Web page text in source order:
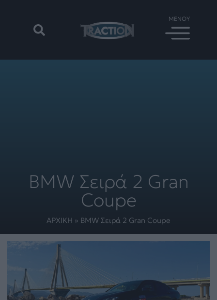
BMW Σειρά 2 Gran
Coupe
ΑΡΧΙΚΗ » BMW Σειρά 2 Gran Coupe